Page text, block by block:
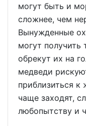
могут быть и
сложнее, чем
Вынужденные
могут получить
обрекут их на
медведи
приблизиться к
чаще заходят,
любопытству и